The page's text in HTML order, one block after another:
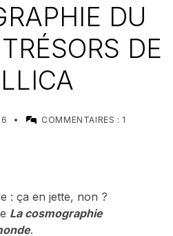
DU
DE
WRITTEN BY:
MEALIN
COMMENTAIRES : 1
: ça en jette, non ?
La cosmographie
.